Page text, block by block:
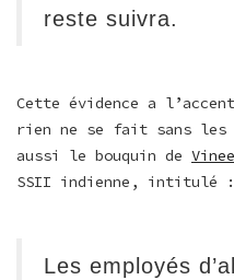
reste suivra.
Cette évidence a
rien ne se fait sans les
aussi le bouquin de
SSII indienne, intitulé :
Les employés